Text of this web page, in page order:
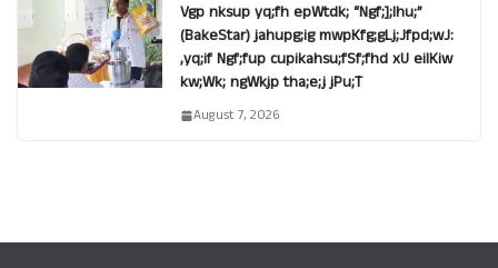
Vgp nksup yq;fh epWtdk; “Ngf;];lhu;”
(BakeStar) jahupg;ig mwpKfg;gLj;Jfpd;wJ:
,yq;if Ngf;fup cupikahsu;fSf;fhd xU eilKiw
kw;Wk; ngWkjp tha;e;j jPu;T
August 7, 2026